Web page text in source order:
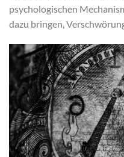
psychologischen
dazu bringen,